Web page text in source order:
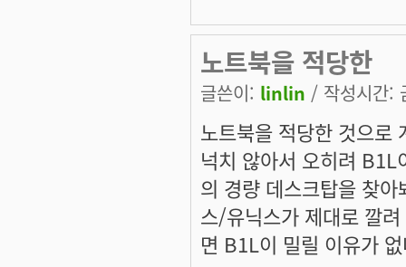
노트북을 적당한
글쓴이: linlin / 작성시간:
노트북을 적당한 것으로
넉치 않아서 오히려
의 경량 데스크탑을 찾
스/유닉스가 제대로 깔
면 B1L이 밀릴 이유가